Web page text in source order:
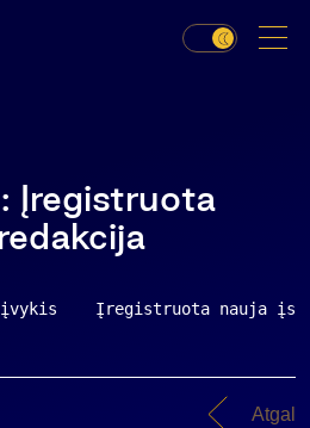
Įregistruota
įvykis    Įregistruota nauja
Atgal